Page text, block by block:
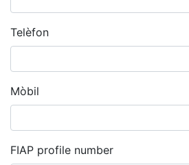
Telèfon
Mòbil
FIAP profile number